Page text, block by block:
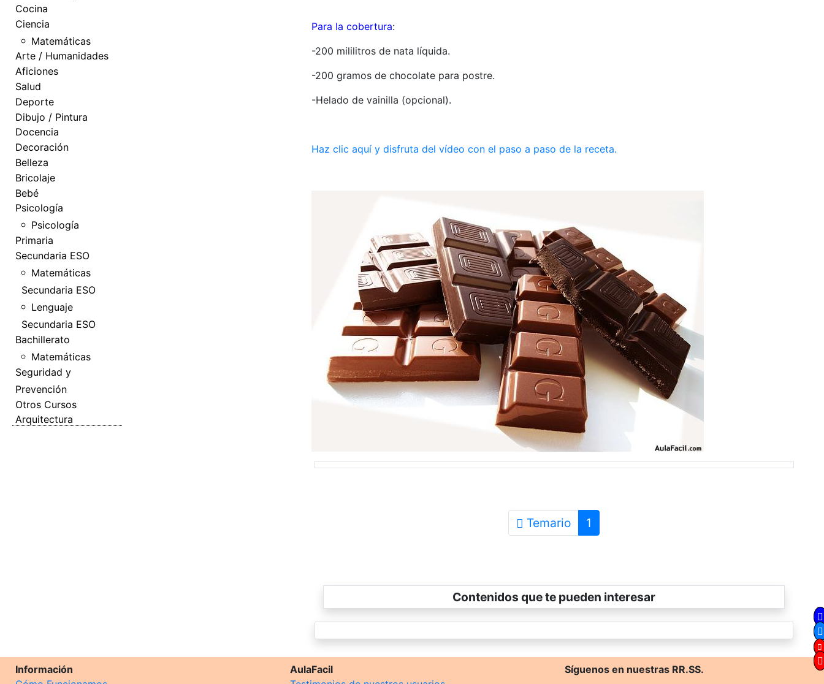
Cocina
Ciencia
Matemáticas
Arte / Humanidades
Aficiones
Salud
Deporte
Dibujo / Pintura
Docencia
Decoración
Belleza
Bricolaje
Bebé
Psicología
Psicología
Primaria
Secundaria ESO
Matemáticas
Secundaria ESO
Lenguaje
Secundaria ESO
Bachillerato
Matemáticas
Seguridad y
Prevención
Otros Cursos
Arquitectura
Para la cobertura:
-200 mililitros de nata líquida.
-200 gramos de chocolate para postre.
-Helado de vainilla (opcional).
Haz clic aquí y disfruta del vídeo con el paso a paso de la receta.
Temario 1
Contenidos que te pueden interesar
Información
AulaFacil
Síguenos en nuestras RR.SS.